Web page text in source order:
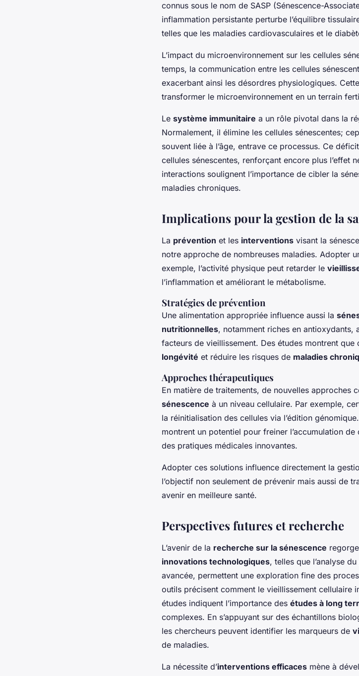
connus sous le nom de SASP (Sénescence-
inflammation persistante perturbe l’équilibre
telles que les maladies cardiovasculaires et le
L’impact du microenvironnement sur les cellules
temps, la communication entre les cellules
exacerbant ainsi les désordres physiologiques.
transformer le microenvironnement en un terrain
Le système immunitaire a un rôle pivotal dans la
Normalement, il élimine les cellules sénescentes;
souvent liée à l’âge, entrave ce processus. Ce
cellules sénescentes, renforçant encore plus l’effet
interactions soulignent l’importance de cibler la
maladies chroniques.
Implications pour la gestion de la
La prévention et les interventions visant la
notre approche de nombreuses maladies. Adopter
exemple, l’activité physique peut retarder le
l’inflammation et améliorant le métabolisme.
Stratégies de prévention
Une alimentation appropriée influence aussi la
nutritionnelles, notamment riches en antioxydants,
facteurs de vieillissement. Des études montrent
longévité et réduire les risques de maladies
Approches thérapeutiques
En matière de traitements, de nouvelles approches
sénescence à un niveau cellulaire. Par exemple,
la réinitialisation des cellules via l’édition
montrent un potentiel pour freiner l’accumulation
des pratiques médicales innovantes.
Adopter ces solutions influence directement la
l’objectif non seulement de prévenir mais aussi de
avenir en meilleure santé.
Perspectives futures et recherche
L’avenir de la recherche sur la sénescence
innovations technologiques, telles que l’analyse
avancée, permettent une exploration fine des
outils précisent comment le vieillissement cellulaire
études indiquent l’importance des études à long
complexes. En s’appuyant sur des échantillons
les chercheurs peuvent identifier les marqueurs de
de maladies.
La nécessite d’interventions efficaces mène à